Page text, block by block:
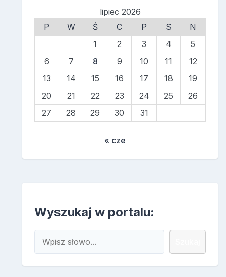
lipiec 2026
P
W Ś C P S
N
1
2 3 4
5
6
7 8 9 10 11
12
13
14 15 16 17 18
19
20
21 22 23 24 25
26
27
28 29 30 31
« cze
Wyszukaj w portalu: